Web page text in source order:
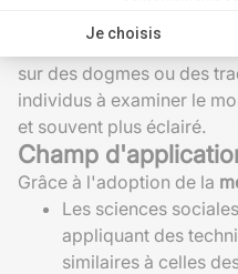
Avec une démarche
sur des dogmes ou des
individus à examiner le
et souvent plus éclairé.
Champ
Grâce à l'adoption de la
Les sciences
appliquant des
similaires à celles